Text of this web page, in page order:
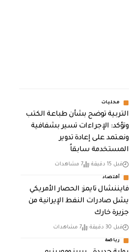
محليات
التربية توضح بشأن طباعة الكتب
وتؤكد: الإجراءات تسير بشفافية
ونعتمد على إعادة تدوير
المستخدمة سابقاً
قبل 15 دقيقة 7 مشاهدات
أقتصاد
فايننشال تايمز: الحصار الأمريكي
يشل صادرات النفط الإيرانية من
جزيرة خارك
قبل 30 دقيقة 7 مشاهدات
رياضة